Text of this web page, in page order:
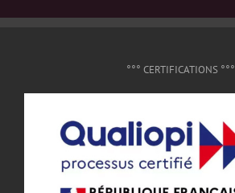
°°° CERTIFICATIONS °°°